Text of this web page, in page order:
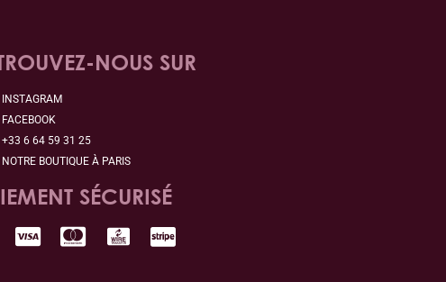
NOUS SUR
INSTAGRAM
FACEBOOK
+33 6 64 59 31 25
NOTRE BOUTIQUE À PARIS
SÉCURISÉ